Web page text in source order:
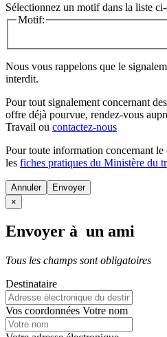
Sélectionnez un motif dans la liste ci-
Motif:
Nous vous rappelons que le
interdit.
Pour tout signalement concernant des
offre déjà pourvue, rendez-vous
Travail ou contactez-nous
Pour toute information concernant le
les fiches pratiques du Ministère du
Annuler
×
Envoyer à un ami
Tous les champs sont obligatoires
Destinataire
Vos coordonnées Votre nom